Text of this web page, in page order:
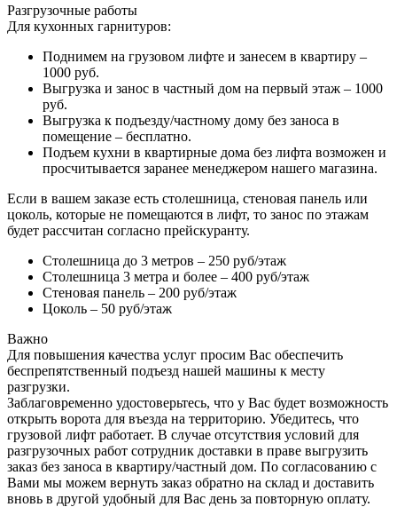
Разгрузочные работы
Для кухонных гарнитуров:
Поднимем на грузовом лифте и занесем в квартиру –
1000 руб.
Выгрузка и занос в частный дом на первый этаж – 1000
руб.
Выгрузка к подъезду/частному дому без заноса в
помещение – бесплатно.
Подъем кухни в квартирные дома без лифта возможен и
просчитывается заранее менеджером нашего магазина.
Если в вашем заказе есть столешница, стеновая панель или
цоколь, которые не помещаются в лифт, то занос по этажам
будет рассчитан согласно прейскуранту.
Столешница до 3 метров – 250 руб/этаж
Столешница 3 метра и более – 400 руб/этаж
Стеновая панель – 200 руб/этаж
Цоколь – 50 руб/этаж
Важно
Для повышения качества услуг просим Вас обеспечить
беспрепятственный подъезд нашей машины к месту
разгрузки.
Заблаговременно удостоверьтесь, что у Вас будет возможность
открыть ворота для въезда на территорию. Убедитесь, что
грузовой лифт работает. В случае отсутствия условий для
разгрузочных работ сотрудник доставки в праве выгрузить
заказ без заноса в квартиру/частный дом. По согласованию с
Вами мы можем вернуть заказ обратно на склад и доставить
вновь в другой удобный для Вас день за повторную оплату.